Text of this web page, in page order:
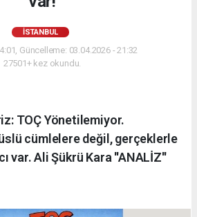
İSTANBUL
Güncelleme: 03.04.2026 - 21:32
27501+ kez okundu.
TOÇ Yönetilemiyor.
cümlelere değil, gerçeklerle
var. Ali Şükrü Kara ''ANALİZ''